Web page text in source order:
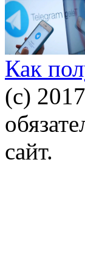
Как
(c)
сайт.